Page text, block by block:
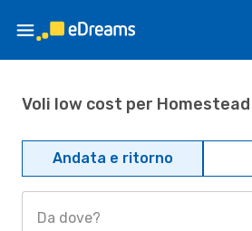
Voli low cost per Homestead
Andata e ritorno
Da dove?